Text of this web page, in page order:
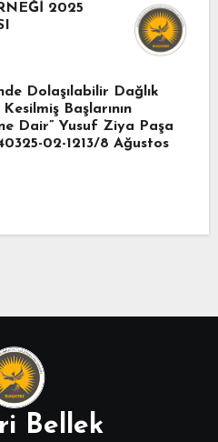
2025
Dolaşılabilir Dağlık
Kesilmiş Başlarının
Dair” Yusuf Ziya Paşa
02-1213/8 Ağustos
Bellek